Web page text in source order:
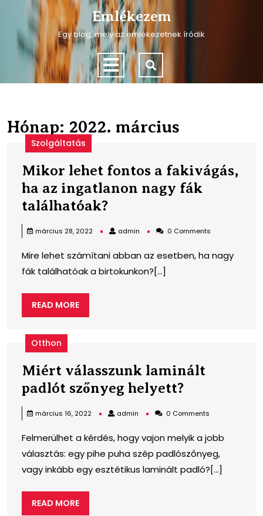
content
Emlékezem
Egy blog, mely az emlékezetnek íródik
Open
Menu
Hónap: 2022. március
Szolgáltatás
Mikor lehet fontos a fakivágás,
ha az ingatlanon nagy fák
találhatóak?Mikor
a
fakivágás,
találhatóak?
március 28, 2022 admin admin 0 Comments
Mire lehet számítani abban az esetben, ha nagy
fák találhatóak a birtokunkon?[...]
READ MOREREAD
MORE
Otthon
Miért válasszunk laminált
padlót szőnyeg helyett?Miért
padlót
szőnyeg
helyett?
március 16, 2022 admin admin 0 Comments
Felmerülhet a kérdés, hogy vajon melyik a jobb
választás: egy pihe puha szép padlószőnyeg,
vagy inkább egy esztétikus laminált padló?[...]
READ MOREREAD